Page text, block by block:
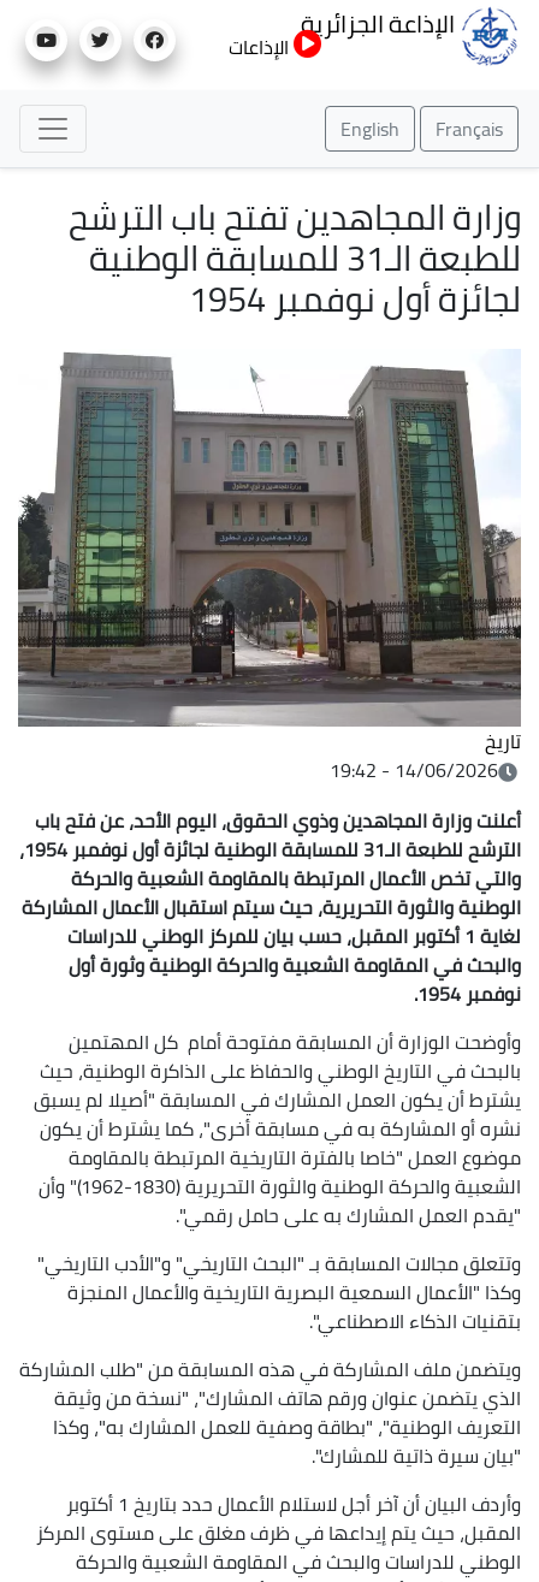
إلى
الإذاعة الجزائرية
الإذاعات
Français
English
وزارة المجاهدين تفتح باب الترشح
للطبعة الـ31 للمسابقة الوطنية
لجائزة أول نوفمبر 1954
تاريخ
14/06/2026 - 19:42
أعلنت وزارة المجاهدين وذوي الحقوق، اليوم الأحد، عن فتح باب
الترشح للطبعة الـ31 للمسابقة الوطنية لجائزة أول نوفمبر 1954،
والتي تخص الأعمال المرتبطة بالمقاومة الشعبية والحركة
الوطنية والثورة التحريرية، حيث سيتم استقبال الأعمال المشاركة
لغاية 1 أكتوبر المقبل، حسب بيان للمركز الوطني للدراسات
والبحث في المقاومة الشعبية والحركة الوطنية وثورة أول
نوفمبر 1954.
وأوضحت الوزارة أن المسابقة مفتوحة أمام كل المهتمين
بالبحث في التاريخ الوطني والحفاظ على الذاكرة الوطنية، حيث
يشترط أن يكون العمل المشارك في المسابقة "أصيلا لم يسبق
نشره أو المشاركة به في مسابقة أخرى"، كما يشترط أن يكون
موضوع العمل "خاصا بالفترة التاريخية المرتبطة بالمقاومة
الشعبية والحركة الوطنية والثورة التحريرية (1830-1962)" وأن
"يقدم العمل المشارك به على حامل رقمي".
وتتعلق مجالات المسابقة بـ "البحث التاريخي" و"الأدب التاريخي"
وكذا "الأعمال السمعية البصرية التاريخية والأعمال المنجزة
بتقنيات الذكاء الاصطناعي".
ويتضمن ملف المشاركة في هذه المسابقة من "طلب المشاركة
الذي يتضمن عنوان ورقم هاتف المشارك"، "نسخة من وثيقة
التعريف الوطنية"، "بطاقة وصفية للعمل المشارك به"، وكذا
"بيان سيرة ذاتية للمشارك".
وأردف البيان أن آخر أجل لاستلام الأعمال حدد بتاريخ 1 أكتوبر
المقبل، حيث يتم إيداعها في ظرف مغلق على مستوى المركز
الوطني للدراسات والبحث في المقاومة الشعبية والحركة